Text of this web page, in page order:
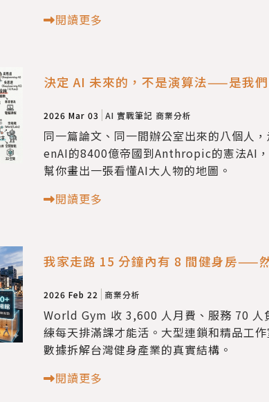
閱讀更多
決定 AI 未來的，不是演算法——是我
2026 Mar 03 AI 實戰筆記 商業分析
同一篇論文、同一間辦公室出來的八個人
enAI的8400億帝國到Anthropic的憲法AI，
幫你畫出一張看懂AI大人物的地圖。
閱讀更多
我家走路 15 分鐘內有 8 間健身房——
2026 Feb 22 商業分析
World Gym 收 3,600 人月費、服務 70 人
練每天排滿課才能活。大型連鎖和精品工
數據拆解台灣健身產業的真實結構。
閱讀更多